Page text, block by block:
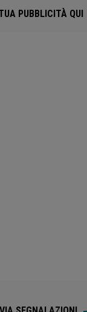
fino al 24 maggio